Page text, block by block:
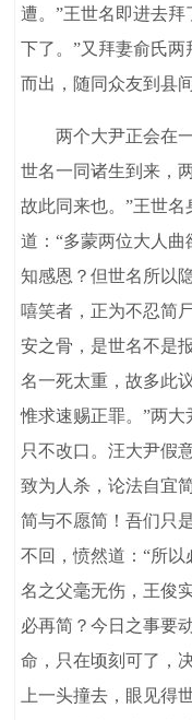
遭。”王世名即进去
下了。”又拜妻俞氏
而出，随同众友到县间
两个大尹正会在一
世名一同诸生到来，
故此同来也。”王世
道：“多蒙两位大人
知感恩？但世名所以
嘻笑者，正为不忍简
安之骨，是世名不是
名一死太重，故多此
惟求速赐正罪。”两
只不改口。汪大尹假
致为人杀，论法自宜
简与不愿简！吾们只
不回，愤然道：“所
名之父毫无伤，王俊
必再简？今日之事要
命，只在顷刻可了，
上一头撞去，眼见得